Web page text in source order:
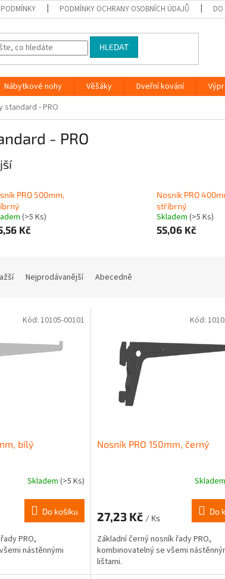
PODMÍNKY OCHRANY OSOBNÍCH ÚDAJŮ
HLEDAT
Nábytkové nohy Věšáky Dveřní kování
standard - PRO
- PRO
PRO 500mm,
(>5 Ks)
Kč
Nosník PRO
stříbrný
Skladem (>5 Ks)
55,06 Kč
Nejprodávanější Abecedně
bílý
Skladem (>5 Ks)
Do košíku
PRO,
nástěnnými
Kód: 10105-00101
Nosník PRO 150mm, černý
Skladem
27,23 Kč / Ks
Do
Základní černý nosník řady PRO,
kombinovatelný se všemi
lištami.
Kód: